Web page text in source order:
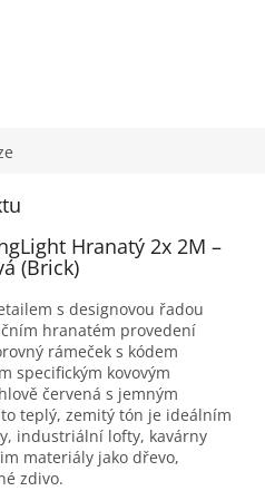
Hranatý 2x 2M –
(Brick)
s designovou řadou
hranatém provedení
rámeček s kódem
specifickým kovovým
červená s jemným
teplý, zemitý tón je ideálním
industriální lofty, kavárny
materiály jako dřevo,
zdivo.